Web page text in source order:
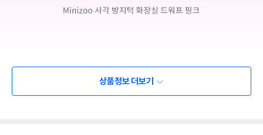
상품정보 더보기